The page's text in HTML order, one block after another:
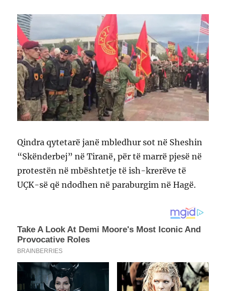
Qindra qytetarë janë mbledhur sot në Sheshin
“Skënderbej” në Tiranë, për të marrë pjesë në
protestën në mbështetje të ish-krerëve të
UÇK-së që ndodhen në paraburgim në Hagë.